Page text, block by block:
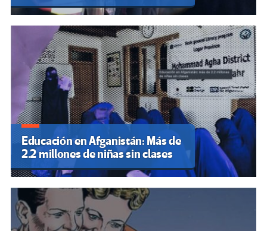
Educación en Afganistán: Más de
2.2 millones de niñas sin clases